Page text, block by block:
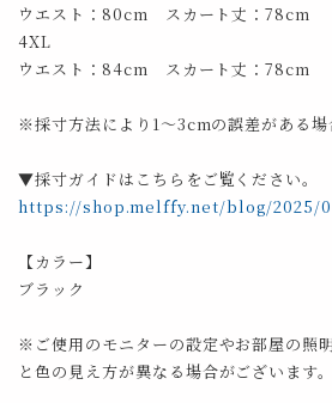
ウエスト：80cm スカート丈：78cm
4XL
ウエスト：84cm スカート丈：78cm
※採寸方法により1～3cmの誤差がある場
▼採寸ガイドはこちらをご覧ください。
https://shop.melffy.net/blog/2025/
【カラー】
ブラック
※ご使用のモニターの設定やお部屋の照
と色の見え方が異なる場合がございます。